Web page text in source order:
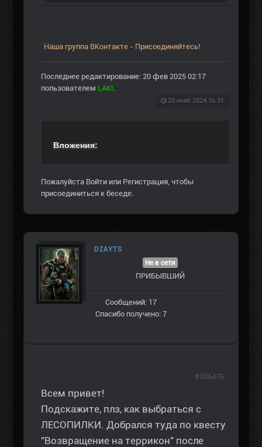
Наша группа ВКонтакте - Присоединяйтесь!
Последнее редактирование: 20 фев 2025 02:17
пользователем LAKI
20 нояб 2024 16:31
Вложения:
Пожалуйста Войти или Регистрация , чтобы
присоединиться к беседе.
DZAYTS
Не в сети
ПРИБЫВШИЙ
Сообщений: 17
Спасибо получено: 7
Всем привет!
Подскажите, плз, как выбраться с
ЛЕСОПИЛКИ. Добрался туда по квесту
"Возвращение на террикон" после
#306476